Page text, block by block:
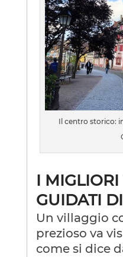
Il centro storico:
I MIGLIORI
GUIDATI
Un villaggio
prezioso va
come si dice